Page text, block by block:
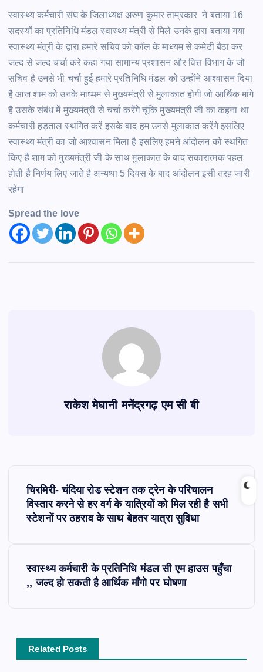
स्वास्थ्य कर्मचारी संघ के जिलाध्यक्ष अरुण कुमार ताम्रकार ने बताया 16
सदस्यों का प्रतिनिधि मंडल स्वास्थ्य मंत्री से मिले उनके द्वारा बताया गया
स्वास्थ्य मंत्री के द्वारा हमारे सचिव को कॉल के माध्यम से कमेटी बैठा कर
जल्द से जल्द चर्चा करे कहा गया सामान्य प्रशासन और वित्त विभाग के जो
सचिव है उनसे भी चर्चा हुई हमारे प्रतिनिधि मंडल को उन्होंने आश्वासन दिया
है आज शाम को उनके माध्यम से मुख्यमंत्री से मुलाकात होगी जो आर्थिक मांगे
है उसके संबंध में मुख्यमंत्री से चर्चा करेंगे चूंकि मुख्यमंत्री जी का कहना था
कर्मचारी हड़ताल स्थगित करें इसके बाद हम उनसे मुलाकात करेंगे इसलिए
स्वास्थ्य मंत्री का जो आश्वासन मिला है इसलिए हमने आंदोलन को स्थगित
किए है शाम को मुख्यमंत्री जी के साथ मुलाकात के बाद सकारात्मक पहल
होती है निर्णय लिए जाते है अन्यथा 5 दिवस के बाद आंदोलन इसी तरह जारी
रहेगा
Spread the love
राकेश मेघानी मनेंद्रगढ़ एम सी बी
चिरमिरी- चंदिया रोड स्टेशन तक ट्रेन के परिचालन
विस्तार करने से हर वर्ग के यात्रियों को मिल रही है सभी
स्टेशनों पर ठहराव के साथ बेहतर यात्रा सुविधा
स्वास्थ्य कर्मचारी के प्रतिनिधि मंडल सी एम हाउस पहुँचा
,, जल्द हो सकती है आर्थिक माँगो पर घोषणा
Related Posts